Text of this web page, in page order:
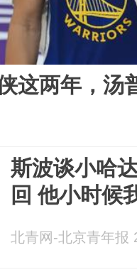
这两年，汤
斯波谈小哈
回 他小时候
北青网-北京青年报